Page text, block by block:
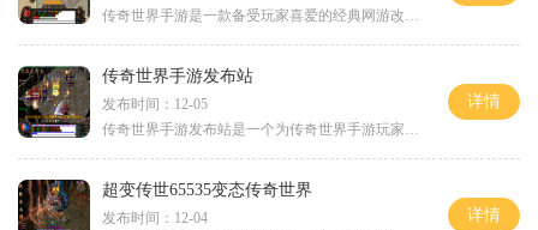
传奇世界手游是一款备受玩家喜爱的经典网游改编的手机游戏。在手游版的传奇世界中，玩家可以重温经典的游戏剧情和角色，并且体验到原汁原味的游戏乐趣。而在众多传奇世界手游
传奇世界手游发布站
发布时间：12-05
传奇世界手游发布站是一个为传奇世界手游玩家提供最新资讯、攻略、活动信息的专业平台。作为一款备受期待的全新手游版本，传奇世界手游在传承经典的也带来了许多创新的玩法和
详情
超变传世65535变态传奇世界
发布时间：12-04
详情